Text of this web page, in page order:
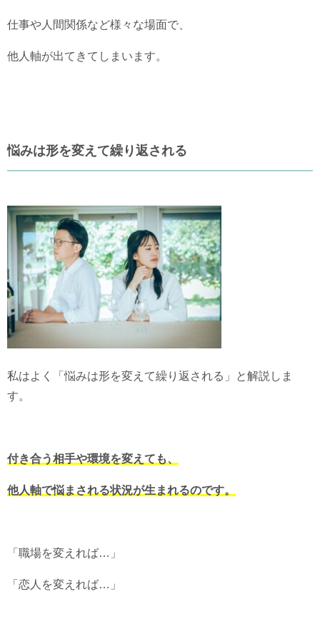
仕事や人間関係など様々な場面で、
他人軸が出てきてしまいます。
悩みは形を変えて繰り返される
私はよく「悩みは形を変えて繰り返される」と解説しま
す。
付き合う相手や環境を変えても、
他人軸で悩まされる状況が生まれるのです。
「職場を変えれば…」
「恋人を変えれば…」